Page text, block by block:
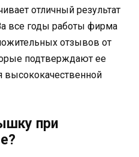
отличный результат
все годы работы фирма
отзывов от
подтверждают ее
высококачественной
при